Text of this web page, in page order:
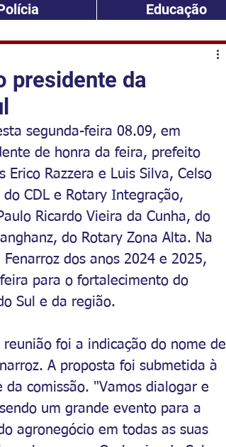
Educação
presidente da
segunda-feira 08.09, em
de honra da feira, prefeito
Razzera e Luis Silva, Celso
CDL e Rotary Integração,
Ricardo Vieira da Cunha, do
do Rotary Zona Alta. Na
dos anos 2024 e 2025,
para o fortalecimento do
Sul e da região.
foi a indicação do nome de
A proposta foi submetida à
comissão. "Vamos dialogar e
um grande evento para a
agronegócio em todas as suas